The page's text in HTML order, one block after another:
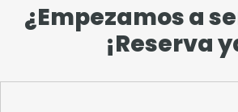
¿Empezamos a
¡Reserva